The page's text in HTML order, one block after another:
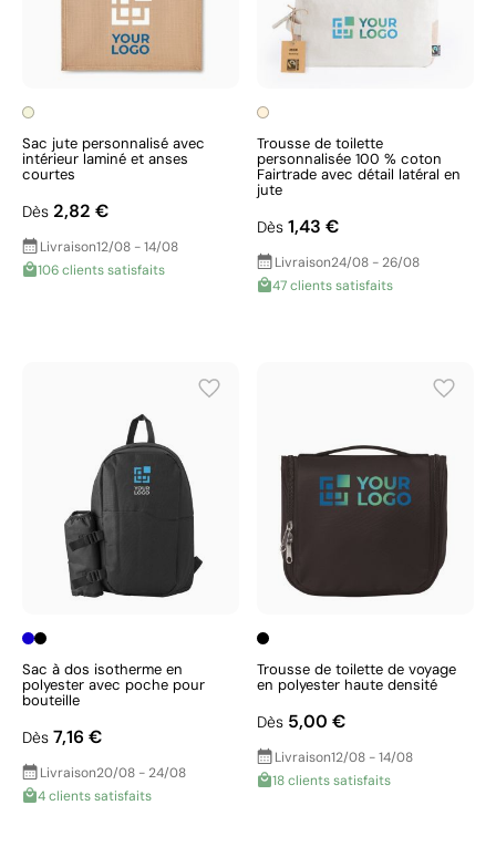
Sac jute personnalisé avec
intérieur laminé et anses
courtes
Dès 2,82 €
Livraison12/08 - 14/08
106 clients satisfaits
Trousse de toilette
personnalisée 100 % coton
Fairtrade avec détail latéral en
jute
Dès 1,43 €
Livraison24/08 - 26/08
47 clients satisfaits
Sac à dos isotherme en
polyester avec poche pour
bouteille
Dès 7,16 €
Livraison20/08 - 24/08
4 clients satisfaits
Trousse de toilette de voyage
en polyester haute densité
Dès 5,00 €
Livraison12/08 - 14/08
18 clients satisfaits